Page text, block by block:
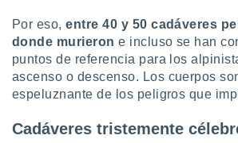
este sitio
IP
de
Por eso,entre 40 y 50 cadáveres
donde murieron e incluso se han
puntos de referencia para los
ascenso o descenso. Los cuerpos
espeluznante de los peligros que
Cadáveres tristemente